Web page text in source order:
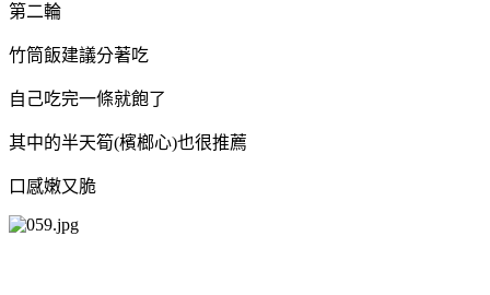
第二輪
竹筒飯建議分著吃
自己吃完一條就飽了
其中的半天筍(檳榔心)也很推薦
口感嫩又脆